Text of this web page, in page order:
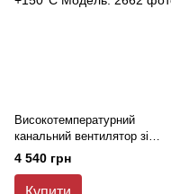
Високотемпературний
канальний вентилятор зі
зворотним клапаном MMotors
JSC VOK 120/100 Т +150°С
4 540 грн